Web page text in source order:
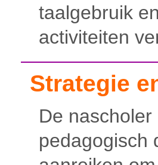
taalgebruik
activiteiten
Strategie
De
pedagogisch